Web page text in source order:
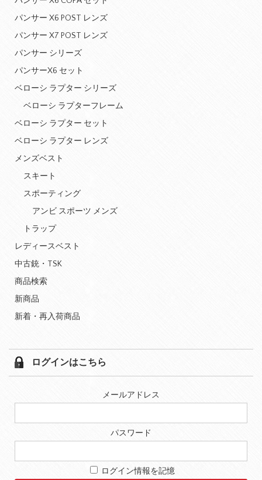
パンサー X6 POST レンズ
パンサー X7 POST レンズ
パンサー シリーズ
パンサーX6 セット
ベローシ ラプター シリーズ
ベローシ ラプターフレーム
ベローシ ラプター セット
ベローシ ラプター レンズ
メンズベスト
スキート
スポーティング
アンビ スポーツ メンズ
トラップ
レディースベスト
中古銃・TSK
商品検索
新商品
新着・再入荷商品
ログインはこちら
メールアドレス
パスワード
ログイン情報を記憶